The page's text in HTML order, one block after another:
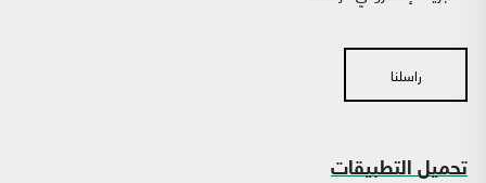
راسلنا
تحميل التطبيقات